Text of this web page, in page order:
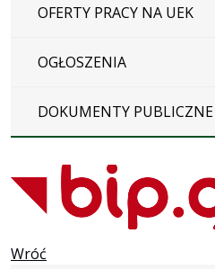
OFERTY PRACY NA UEK
OGŁOSZENIA
DOKUMENTY PUBLICZNE
Wróć